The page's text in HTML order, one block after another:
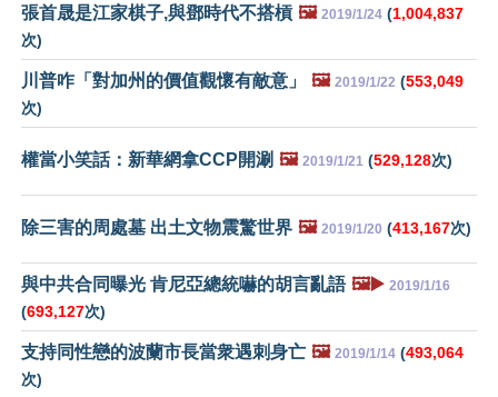
張首晟是江家棋子,與鄧時代不搭槓 🖼️ 2019/1/24 (1,004,837
次)
川普咋「對加州的價值觀懷有敵意」 🖼️ 2019/1/22 (553,049
次)
權當小笑話：新華網拿CCP開涮 🖼️ 2019/1/21 (529,128次)
除三害的周處墓 出土文物震驚世界 🖼️ 2019/1/20 (413,167次)
與中共合同曝光 肯尼亞總統嚇的胡言亂語 🖼️▶️ 2019/1/16
(693,127次)
支持同性戀的波蘭市長當衆遇刺身亡 🖼️ 2019/1/14 (493,064
次)